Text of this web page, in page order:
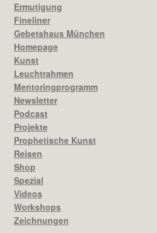
Ermutigung
Fineliner
Gebetshaus München
Homepage
Kunst
Leuchtrahmen
Mentoringprogramm
Newsletter
Podcast
Projekte
Prophetische Kunst
Reisen
Shop
Spezial
Videos
Workshops
Zeichnungen